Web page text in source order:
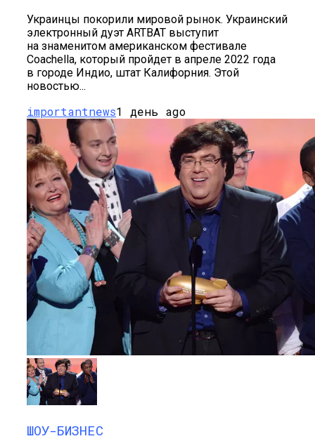
Украинцы покорили мировой рынок. Украинский
электронный дуэт ARTBAT выступит
на знаменитом американском фестивале
Coachella, который пройдет в апреле 2022 года
в городе Индио, штат Калифорния. Этой
новостью...
importantnews1 день ago
ШОУ-БИЗНЕС